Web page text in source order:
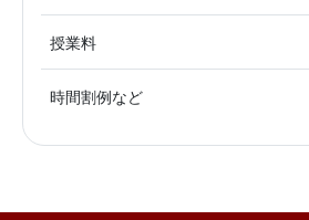
授業料
時間割例など